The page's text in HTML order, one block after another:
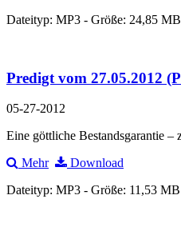
Dateityp: MP3 - Größe: 24,85
Predigt vom 27.05.2012
05-27-2012
Eine göttliche Bestandsgarantie
Mehr
Download
Dateityp: MP3 - Größe: 11,53